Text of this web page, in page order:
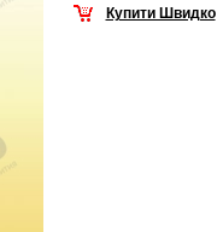
Купити Швидко